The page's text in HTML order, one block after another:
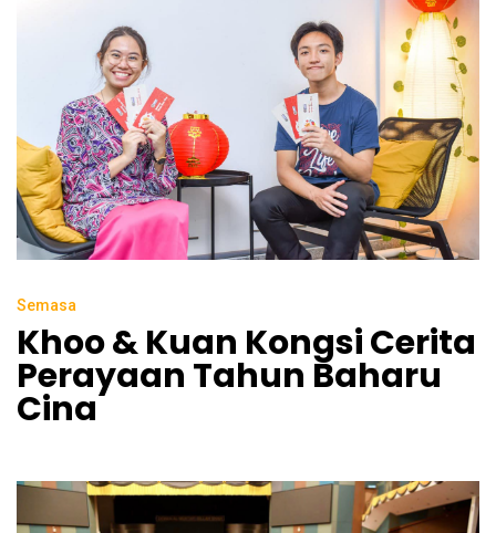
Semasa
Khoo & Kuan Kongsi Cerita
Perayaan Tahun Baharu
Cina